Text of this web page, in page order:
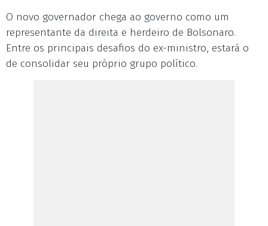
O novo governador chega ao governo como um
representante da direita e herdeiro de Bolsonaro.
Entre os principais desafios do ex-ministro, estará o
de consolidar seu próprio grupo político.